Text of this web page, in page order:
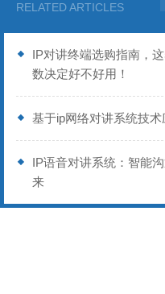
RELATED ARTICLES
IP对讲终端选购指南，
数决定好不好用！
基于ip网络对讲系统技术
IP语音对讲系统：智能
来